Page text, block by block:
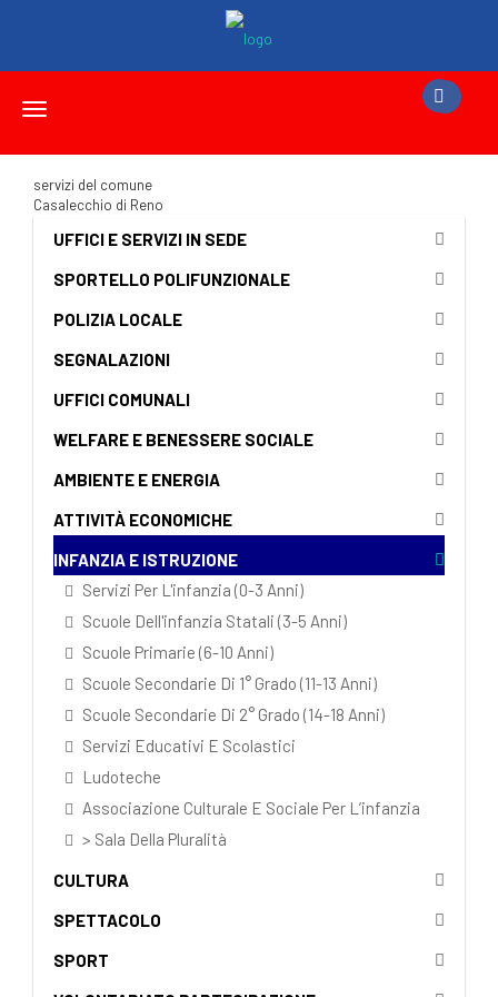
Toggle
servizi del comune
Casalecchio di Reno
UFFICI E SERVIZI IN SEDE
SPORTELLO POLIFUNZIONALE
POLIZIA LOCALE
SEGNALAZIONI
UFFICI COMUNALI
WELFARE E BENESSERE SOCIALE
AMBIENTE E ENERGIA
ATTIVITÀ ECONOMICHE
INFANZIA E ISTRUZIONE
Servizi Per L'infanzia (0-3 Anni)
Scuole Dell'infanzia Statali (3-5 Anni)
Scuole Primarie (6-10 Anni)
Scuole Secondarie Di 1° Grado (11-13 Anni)
Scuole Secondarie Di 2° Grado (14-18 Anni)
Servizi Educativi E Scolastici
Ludoteche
Associazione Culturale E Sociale Per L’infanzia
> Sala Della Pluralità
CULTURA
SPETTACOLO
SPORT